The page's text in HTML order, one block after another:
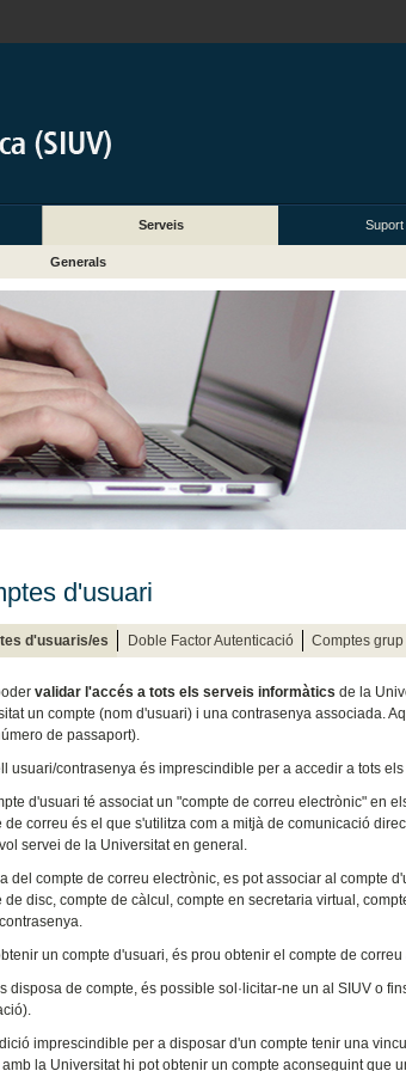
Serveis Suport
Generals
d'usuari
d'usuaris/es Doble Factor Autenticació Comptes grup
validar l'accés a tots els serveis informàtics de la
un compte (nom d'usuari) i una contrasenya associada.
de passaport).
usuari/contrasenya és imprescindible per a accedir a tots
d'usuari té associat un "compte de correu electrònic" en
de correu és el que s'utilitza com a mitjà de comunicació
servei de la Universitat en general.
del compte de correu electrònic, es pot associar al compte
de disc, compte de càlcul, compte en secretaria virtual,
un compte d'usuari, és prou obtenir el compte de
disposa de compte, és possible sol·licitar-ne un al SIUV o
imprescindible per a disposar d'un compte tenir una
la Universitat hi pot obtenir un compte aconseguint que